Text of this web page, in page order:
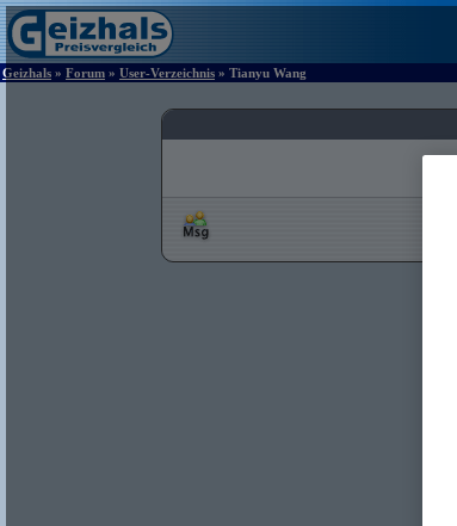
Geizhals » Forum » User-Verzeichnis » Tianyu Wang